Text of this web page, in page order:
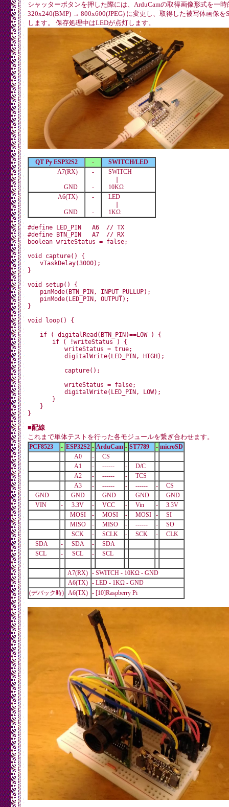
シャッターボタンを押した際には、ArduCamの取得画像形式を一時
320x240(BMP) → 800x600(JPEG) に変更し、取得した被写体画像を
します。 保存処理中はLEDが点灯します。
QT Py ESP32S2 -
SWITCH/LED
A7(RX)
GND
-
-
SWITCH
❘
10KΩ
A6(TX)
GND
-
-
LED
❘
1KΩ
#define LED_PIN   A6  // TX
#define BTN_PIN   A7  // RX
boolean writeStatus = false;
void capture() {
vTaskDelay(3000);
}
void setup() {
pinMode(BTN_PIN, INPUT_PULLUP);
pinMode(LED_PIN, OUTPUT);
}
void loop() {
if ( digitalRead(BTN_PIN)==LOW ) {
if ( !writeStatus ) {
writeStatus = true;
digitalWrite(LED_PIN, HIGH);
capture();
writeStatus = false;
digitalWrite(LED_PIN, LOW);
}
}
■配線
これまで単体テストを行った各モジュールを繋ぎ合わせます。
PCF8523 - ESP32S2 - ArduCam - ST7789 - microSD
A0
-
CS
A1
- ------ -
D/C
A2
- ------ -
TCS
A3
- ------ - ------ -
CS
GND
- GND - GND - GND -
GND
VIN
- 3.3V - VCC - Vin -
3.3V
MOSI
- MOSI - MOSI -
SI
MISO
- MISO - ------ -
SO
SCK
- SCLK - SCK -
CLK
SDA
- SDA -
SDA
SCL
- SCL - SCL
A7(RX) - SWITCH - 10KΩ - GND
A6(TX)
- LED - 1KΩ - GND
(デバック時)
A6(TX) - [10]Raspberry Pi